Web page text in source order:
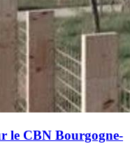
le CBN Bourgogne-